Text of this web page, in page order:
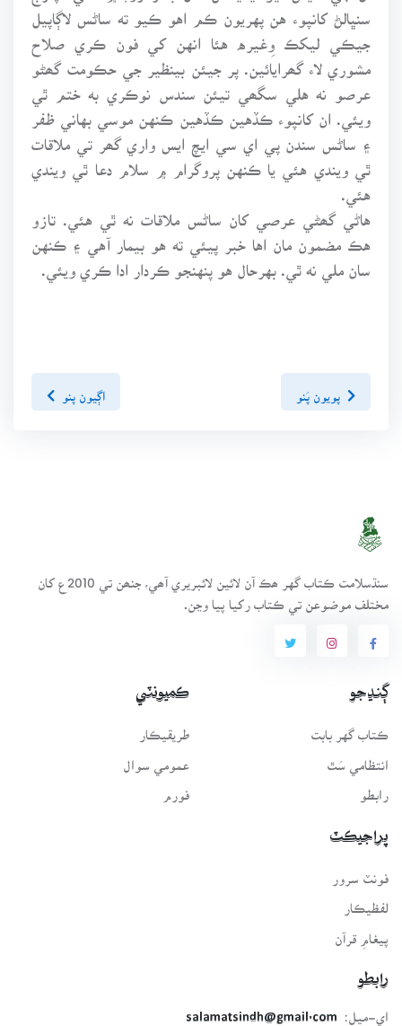
سنڀالڻ کانپوء هن پهريون ڪم اهو ڪيو ته ساڻس لاڳاپيل
جيڪي ليکڪ وِغيره هئا انهن کي فون ڪري صلاح
مشوري لاء گھرايائين. پر جيئن بينظير جي حڪومت گھڻو
عرصو نه هلي سگھي تيئن سندس نوڪري به ختم ٿي
ويئي. ان کانپوء ڪڏهين ڪڏهين ڪنهن موسي بهاني ظفر
۽ ساڻس سندن پي اي سي ايچ ايس واري گھر تي ملاقات
ٿي ويندي هئي يا ڪنهن پروگرام ۾ سلام دعا ٿي ويندي
هاڻي گھڻي عرصي کان ساڻس ملاقات نه ٿي هئي. تازو
هڪ مضمون مان اها خبر پيئي ته هو بيمار آهي ۽ ڪنهن
سان ملي نه ٿي. بهرحال هو پنهنجو ڪردار ادا ڪري ويئي.
پويون پَنو اڳيون پنو
سنڌسلامت ڪتاب گهر ھڪ آن لائين لائبريري آھي، جنھن تي 2010ع کان
مختلف موضوعن تي ڪتاب رکيا پيا وڃن.
ڳنڍجو
ڪتاب گهر بابت
انتظامي سَٿ
رابطو
ڪميونٽي
طريقيڪار
عمومي سوال
فورم
پراجيڪٽ
لفظيڪار
پيغامِ قرآن
رابطو
اي-ميل:
salamatsindh@gmail.com